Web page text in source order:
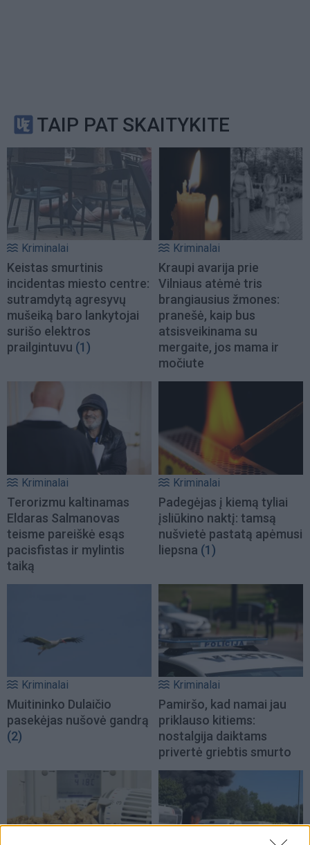
TAIP PAT SKAITYKITE
Kriminalai
Keistas smurtinis
incidentas miesto centre:
sutramdytą agresyvų
mušeiką baro lankytojai
surišo elektros
prailgintuvu (1)
Kriminalai
Kraupi avarija prie
Vilniaus atėmė tris
brangiausius žmones:
pranešė, kaip bus
atsisveikinama su
mergaite, jos mama ir
močiute
Kriminalai
Terorizmu kaltinamas
Eldaras Salmanovas
teisme pareiškė esąs
pacisfistas ir mylintis
taiką
Kriminalai
Padegėjas į kiemą tyliai
įsliūkino naktį: tamsą
nušvietė pastatą apėmusi
liepsna (1)
Kriminalai
Muitininko Dulaičio
pasekėjas nušovė gandrą
(2)
Kriminalai
Pamiršo, kad namai jau
priklauso kitiems:
nostalgija daiktams
privertė griebtis smurto